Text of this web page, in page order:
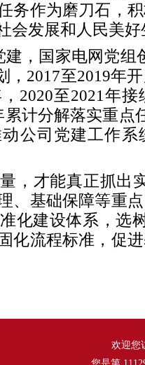
务作为磨刀石，
会发展和人民美
，国家电网党组
，2017至2019年
2020至2021年
计分解落实重点
公司党建工作系
，才能真正抓出
、基础保障等重
化建设体系，选
化流程标准，促
欢迎您